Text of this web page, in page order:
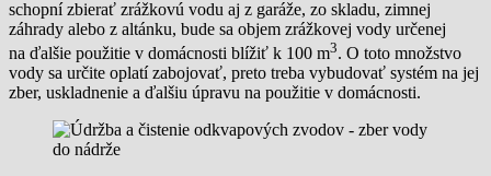
schopní zbierať zrážkovú vodu aj z garáže, zo skladu, zimnej
záhrady alebo z altánku, bude sa objem zrážkovej vody určenej
na ďalšie použitie v domácnosti blížiť k 100 m3. O toto množstvo
vody sa určite oplatí zabojovať, preto treba vybudovať systém na jej
zber, uskladnenie a ďalšiu úpravu na použitie v domácnosti.